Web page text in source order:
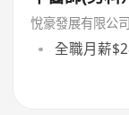
悅豪發展有限公司
全職月薪